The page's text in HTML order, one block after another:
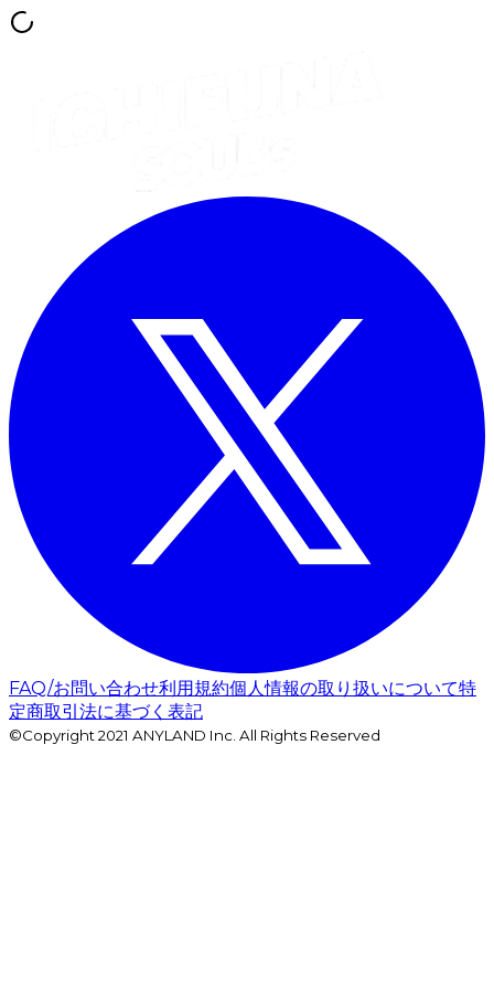
FAQ/お問い合わせ利用規約個人情報の取り扱いについて特
定商取引法に基づく表記
©Copyright 2021 ANYLAND Inc. All Rights Reserved